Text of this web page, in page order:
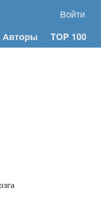
Войти
Авторы TOP 100